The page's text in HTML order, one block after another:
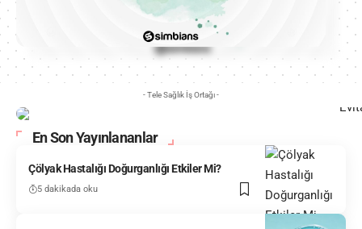
- Tele Sağlık İş Ortağı -
En Son Yayınlananlar
Çölyak Hastalığı Doğurganlığı Etkiler Mi?
5 dakikada oku